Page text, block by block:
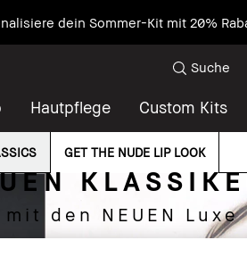
dein Sommer-Kit mit 20%
Hautpflege Custom Kits
Suche
GET THE NUDE LIP LOOK
den NEUEN Luxe